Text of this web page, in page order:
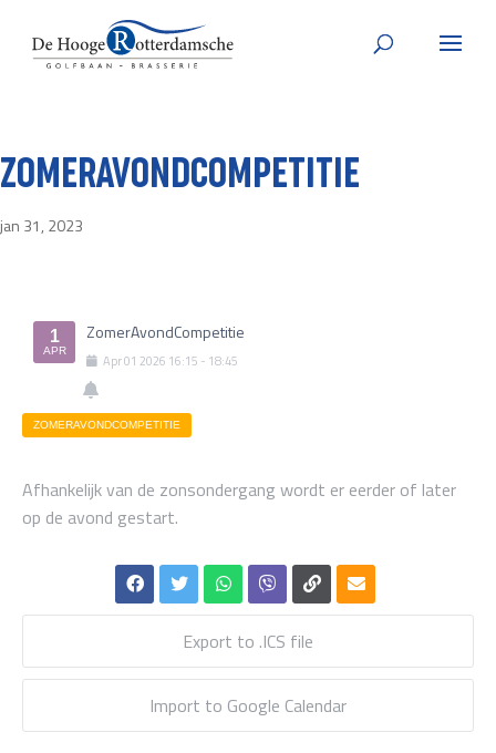
ZOMERAVONDCOMPETITIE
jan 31, 2023
1
APR
ZomerAvondCompetitie
Apr01 2026 16:15 - 18:45
ZOMERAVONDCOMPETITIE
Afhankelijk van de zonsondergang wordt er eerder of later
op de avond gestart.
Export to .ICS file
Import to Google Calendar